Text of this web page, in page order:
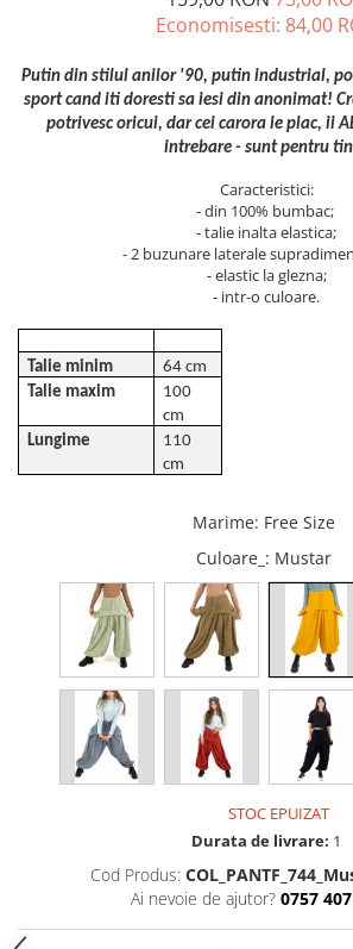
ACCESORII DE IARNĂ
Căciuli
Eșarfe
Bentițe
Economisesti: 84,00
Putin din stilul anilor '90, putin industrial,
sport cand iti doresti sa iesi din anonimat!
potrivesc oricui, dar cei carora le plac, ii
intrebare - sunt pentru
Caracteristici:
- din 100% bumbac;
- talie inalta elastica;
- 2 buzunare laterale
- elastic la glezna;
- intr-o culoare.
Talie minim
64 cm
Talie maxim
100
cm
Lungime
110
cm
Marime: Free Size
Culoare_ : Mustar
STOC EPUIZAT
Durata de livrare: 1
Cod Produs:
Ai nevoie de ajutor? 0757